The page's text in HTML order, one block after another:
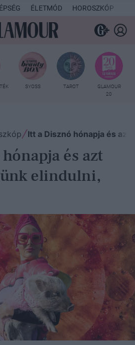
ÉLETMÓD HOROSZKÓP
SYOSS TAROT
GLAMOUR
20
Itt a Disznó hónapja és
és azt
elindulni,